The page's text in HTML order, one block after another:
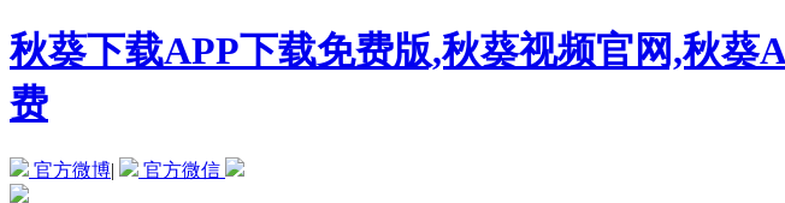
秋葵下载APP下载免费版,秋葵视频官网,秋
费
官方微博| 官方微信